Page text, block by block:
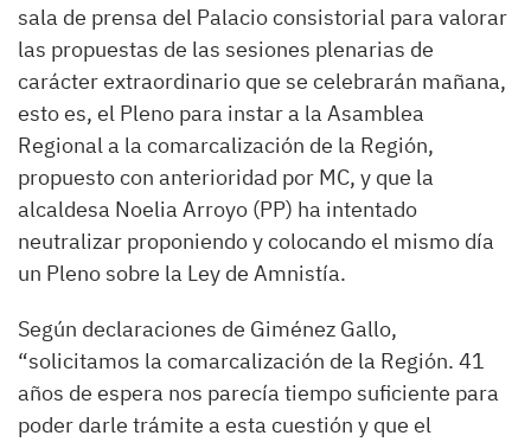
sala de prensa del Palacio consistorial para valorar
las propuestas de las sesiones plenarias de
carácter extraordinario que se celebrarán mañana,
esto es, el Pleno para instar a la Asamblea
Regional a la comarcalización de la Región,
propuesto con anterioridad por MC, y que la
alcaldesa Noelia Arroyo (PP) ha intentado
neutralizar proponiendo y colocando el mismo día
un Pleno sobre la Ley de Amnistía.
Según declaraciones de Giménez Gallo,
“solicitamos la comarcalización de la Región. 41
años de espera nos parecía tiempo suficiente para
poder darle trámite a esta cuestión y que el